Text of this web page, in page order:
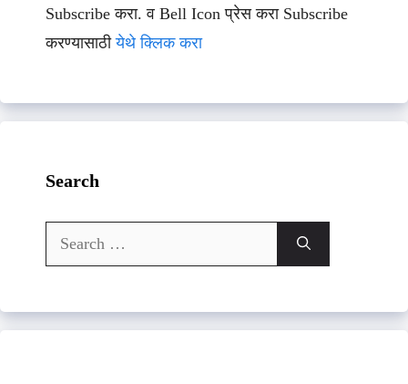
Subscribe करा. व Bell Icon प्रेस करा Subscribe
करण्यासाठीयेथे क्लिक करा
Search
Search
for: